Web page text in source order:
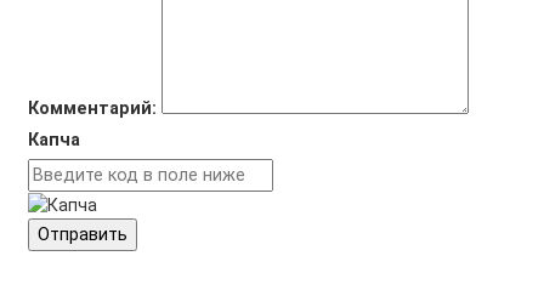
Комментарий:
Капча
Отправить